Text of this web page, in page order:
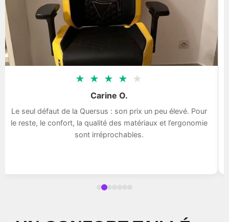
★ ★ ★ ★ ★
Carine O.
Le seul défaut de la Quersus : son prix un peu élevé. Pour
le reste, le confort, la qualité des matériaux et l’ergonomie
sont irréprochables.